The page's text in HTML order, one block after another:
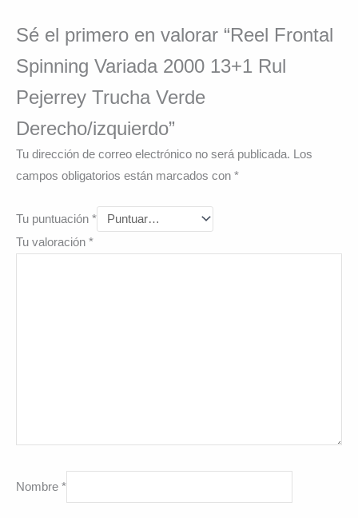
Sé el primero en valorar “Reel Frontal
Spinning Variada 2000 13+1 Rul
Pejerrey Trucha Verde
Derecho/izquierdo”
Tu dirección de correo electrónico no será publicada. Los
campos obligatorios están marcados con *
Tu puntuación *
Tu valoración *
Nombre *